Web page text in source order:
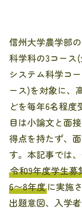
信州大学農学部
科学科の3コース
システム科学コ
ース)を対象に、
どを毎年6名程
目は小論文と面
得点を持たず、
す。本記事では
令和9年度学生
6〜8年度に実施
出題意図、入学